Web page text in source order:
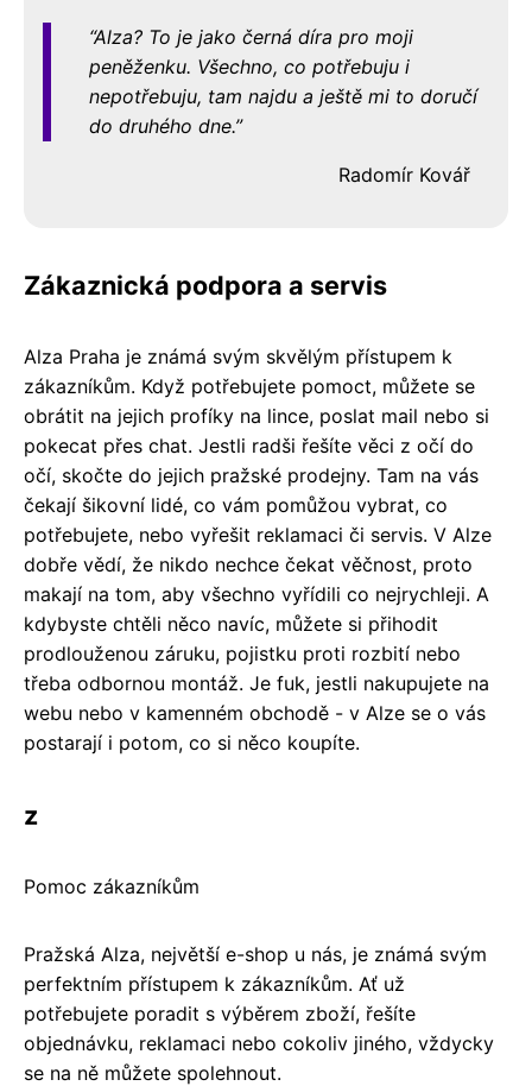
Alza? To je jako černá díra pro moji
peněženku. Všechno, co potřebuju i
nepotřebuju, tam najdu a ještě mi to doručí
do druhého dne.
Radomír Kovář
Zákaznická podpora a servis
Alza Praha je známá svým skvělým přístupem k
zákazníkům. Když potřebujete pomoct, můžete se
obrátit na jejich profíky na lince, poslat mail nebo si
pokecat přes chat. Jestli radši řešíte věci z očí do
očí, skočte do jejich pražské prodejny. Tam na vás
čekají šikovní lidé, co vám pomůžou vybrat, co
potřebujete, nebo vyřešit reklamaci či servis. V Alze
dobře vědí, že nikdo nechce čekat věčnost, proto
makají na tom, aby všechno vyřídili co nejrychleji. A
kdybyste chtěli něco navíc, můžete si přihodit
prodlouženou záruku, pojistku proti rozbití nebo
třeba odbornou montáž. Je fuk, jestli nakupujete na
webu nebo v kamenném obchodě - v Alze se o vás
postarají i potom, co si něco koupíte.
z
Pomoc zákazníkům
Pražská Alza, největší e-shop u nás, je známá svým
perfektním přístupem k zákazníkům. Ať už
potřebujete poradit s výběrem zboží, řešíte
objednávku, reklamaci nebo cokoliv jiného, vždycky
se na ně můžete spolehnout.